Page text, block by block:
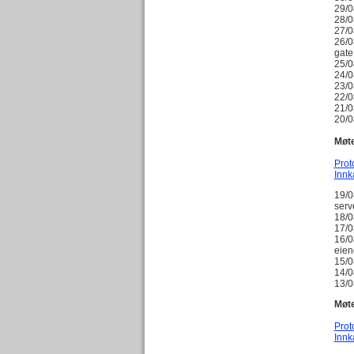
29/
28/
27/
26/
25/
24/
23/
22/
21/
20/
19/
18/
17/
16/
15/
14/
13/